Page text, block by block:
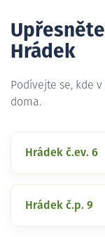
Hrádek
Podívejte se, kde
doma.
Hrádek č.ev. 6
Hrádek č.p. 9